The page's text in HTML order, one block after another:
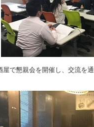
で懇親会を開催し、交流を